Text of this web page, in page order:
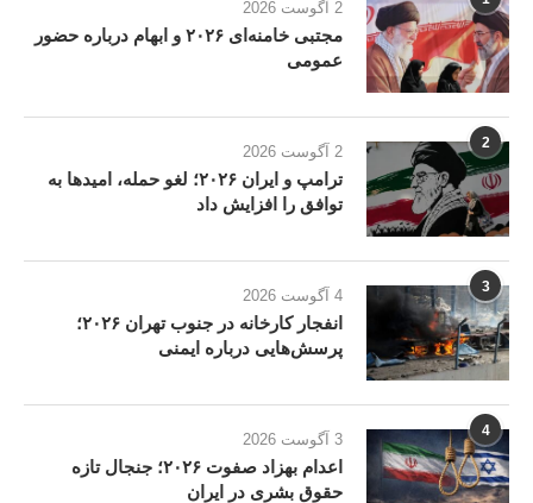
2 آگوست 2026
مجتبی خامنه‌ای ۲۰۲۶ و ابهام درباره حضور
عمومی
2 2 آگوست 2026
ترامپ و ایران ۲۰۲۶؛ لغو حمله، امیدها به
توافق را افزایش داد
3 4 آگوست 2026
انفجار کارخانه در جنوب تهران ۲۰۲۶؛
پرسش‌هایی درباره ایمنی
4 3 آگوست 2026
اعدام بهزاد صفوت ۲۰۲۶؛ جنجال تازه
حقوق بشری در ایران